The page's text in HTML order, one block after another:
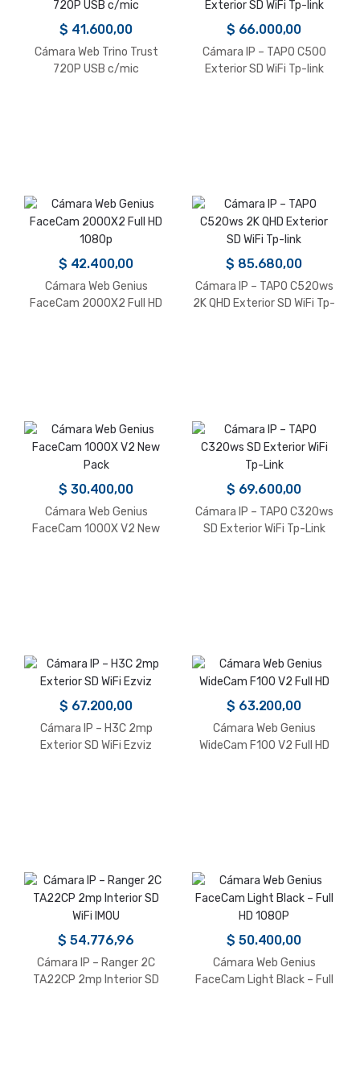
$ 41.600,00
Cámara Web Trino Trust
720P USB c/mic
$ 66.000,00
Cámara IP – TAPO C500
Exterior SD WiFi Tp-link
$ 42.400,00
Cámara Web Genius
FaceCam 2000X2 Full HD
$ 85.680,00
Cámara IP – TAPO C520ws
2K QHD Exterior SD WiFi Tp-
$ 30.400,00
Cámara Web Genius
FaceCam 1000X V2 New
$ 69.600,00
Cámara IP – TAPO C320ws
SD Exterior WiFi Tp-Link
$ 67.200,00
Cámara IP – H3C 2mp
Exterior SD WiFi Ezviz
$ 63.200,00
Cámara Web Genius
WideCam F100 V2 Full HD
$ 54.776,96
Cámara IP – Ranger 2C
TA22CP 2mp Interior SD
$ 50.400,00
Cámara Web Genius
FaceCam Light Black – Full